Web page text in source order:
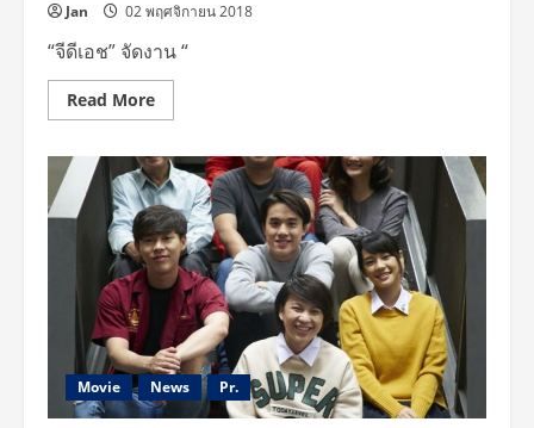
Jan 02 พฤศจิกายน 2018
“จีดีเอช” จัดงาน “
Read MoreRead
more
ดี
เอช”
จัด
งาน
HOMESTAY
(เมื่อ
คน
ดู
หนัง..ให้
รางวัล
ผม)
ผกก.เปิด
ใจ
หนัง
ผ่าน
70ล้าน
Movie News Pr.